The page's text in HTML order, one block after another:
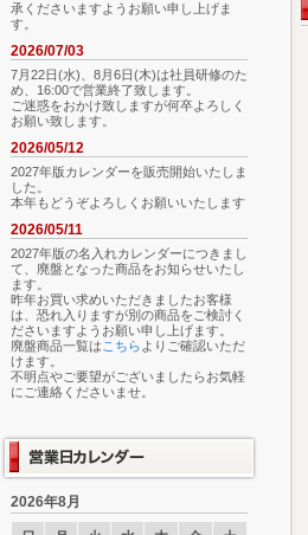
承くださいますようお願い申し上げま
す。
2026/07/03
7月22日(水)、8月6日(木)は社員研修のた
め、16:00で営業終了致します。
ご迷惑をおかけ致しますが何卒よろしく
お願い致します。
2026/05/12
2027年版カレンダーを販売開始いたしま
した。
本年もどうぞよろしくお願いいたします
2026/05/11
2027年版の名入れカレンダーにつきまし
て、廃盤となった商品をお知らせいたし
ます。
昨年お買い求めいただきましたお客様
は、恐れ入りますが別の商品をご検討く
ださいますようお願い申し上げます。
廃盤商品一覧は こちら よりご確認いただ
けます。
不明点やご要望がございましたらお気軽
にご連絡くださいませ。
2026年8月